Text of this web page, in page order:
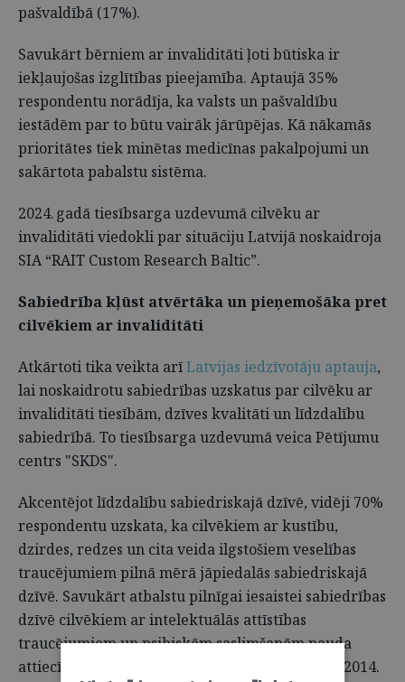
pašvaldībā (17%).
Savukārt bērniem ar invaliditāti ļoti būtiska ir
iekļaujošas izglītības pieejamība. Aptaujā 35%
respondentu norādīja, ka valsts un pašvaldību
iestādēm par to būtu vairāk jārūpējas. Kā nākamās
prioritātes tiek minētas medicīnas pakalpojumi un
sakārtota pabalstu sistēma.
2024. gadā tiesībsarga uzdevumā cilvēku ar
invaliditāti viedokli par situāciju Latvijā noskaidroja
SIA “RAIT Custom Research Baltic”.
Sabiedrība kļūst atvērtāka un pieņemošāka pret
cilvēkiem ar invaliditāti
Atkārtoti tika veikta arīLatvijas iedzīvotāju aptauja,
lai noskaidrotu sabiedrības uzskatus par cilvēku ar
invaliditāti tiesībām, dzīves kvalitāti un līdzdalību
sabiedrībā. To tiesībsarga uzdevumā veica Pētījumu
centrs "SKDS".
Akcentējot līdzdalību sabiedriskajā dzīvē, vidēji 70%
respondentu uzskata, ka cilvēkiem ar kustību,
dzirdes, redzes un cita veida ilgstošiem veselības
traucējumiem pilnā mērā jāpiedalās sabiedriskajā
dzīvē. Savukārt atbalstu pilnīgai iesaistei sabiedrības
dzīvē cilvēkiem ar intelektuālās attīstības
traucējumiem un psihiskām saslimšanām pauda
attiecīgi 28% un 20%. Salīdzinot ar iepriekšējo 2014.